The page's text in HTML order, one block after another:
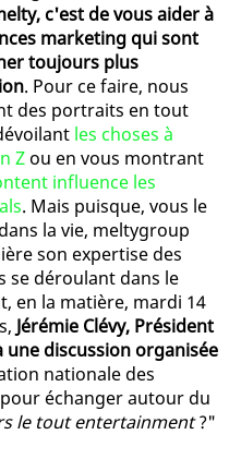
c'est de vous aider à
marketing qui sont
toujours plus
. Pour ce faire, nous
des portraits en tout
les choses à
Z ou en vous montrant
influence les
. Mais puisque, vous le
la vie, meltygroup
son expertise des
se déroulant dans le
en la matière, mardi 14
Jérémie Clévy, Président
discussion organisée
nationale des
échanger autour du
le tout entertainment?"